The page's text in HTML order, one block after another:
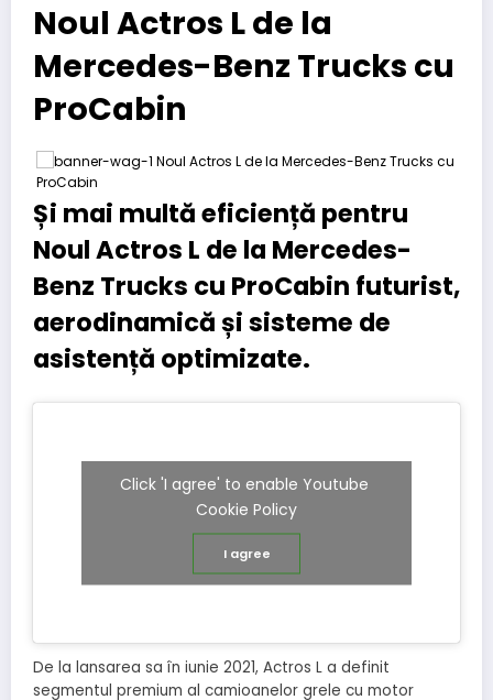
Noul Actros L de la
Mercedes-Benz Trucks cu
ProCabin
Și mai multă eficiență pentru
Noul Actros L de la Mercedes-
Benz Trucks cu ProCabin futurist,
aerodinamică și sisteme de
asistență optimizate.
Click 'I agree' to enable Youtube
Cookie Policy
I agree
De la lansarea sa în iunie 2021, Actros L a definit
segmentul premium al camioanelor grele cu motor